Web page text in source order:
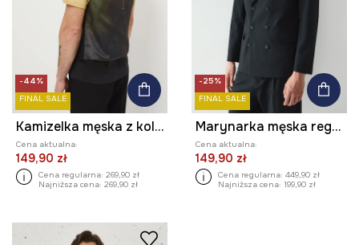
-44%
FINAL SALE
Kamizelka męska z kolekcji Zdzisław Beksiński x Medicine
Cena aktualna:
149,90 zł
Cena regularna: 269,90 zł
Najniższa cena: 269,90 zł
-25%
FINAL SALE
Marynarka męska regular z drobnym wzorem
Cena aktualna:
149,90 zł
Cena regularna: 449,90 zł
Najniższa cena: 199,90 zł